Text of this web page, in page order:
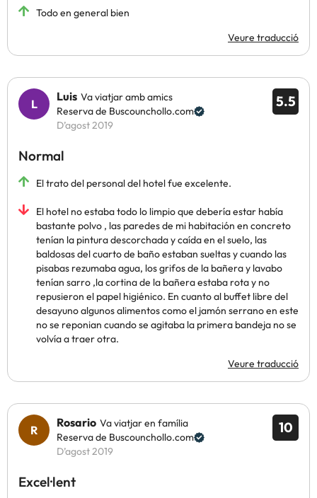
Todo en general bien
Veure traducció
5.5
Luis Va viatjar amb amics
Reserva de Buscounchollo.com
D’agost 2019
Normal
El trato del personal del hotel fue excelente.
El hotel no estaba todo lo limpio que debería estar había
bastante polvo , las paredes de mi habitación en concreto
tenían la pintura descorchada y caída en el suelo, las
baldosas del cuarto de baño estaban sueltas y cuando las
pisabas rezumaba agua, los grifos de la bañera y lavabo
tenían sarro ,la cortina de la bañera estaba rota y no
repusieron el papel higiénico. En cuanto al buffet libre del
desayuno algunos alimentos como el jamón serrano en este
no se reponian cuando se agitaba la primera bandeja no se
volvía a traer otra.
Veure traducció
10
Rosario Va viatjar en família
Reserva de Buscounchollo.com
D’agost 2019
Excel·lent